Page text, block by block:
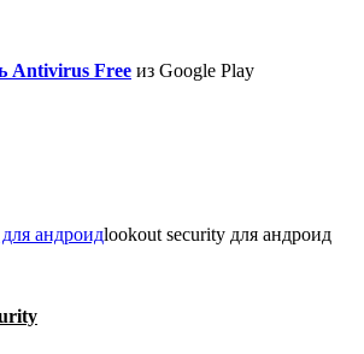
Antivirus Free из Google Play
lookout security для андроид